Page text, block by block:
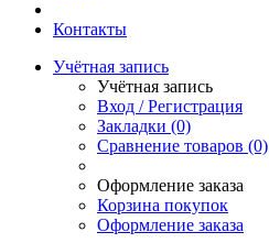
Контакты
Учётная запись
Учётная запись
Вход / Регистрация
Закладки (0)
Сравнение товаров (0)
Оформление заказа
Корзина покупок
Оформление заказа